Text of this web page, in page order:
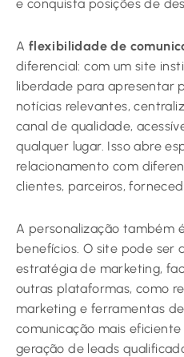
e conquista posições de
A flexibilidade de
diferencial: com um site
liberdade para apresentar
notícias relevantes,
canal de qualidade,
qualquer lugar. Isso abre
relacionamento com
clientes, parceiros,
A personalização também
benefícios. O site pode ser
estratégia de marketing,
outras plataformas, como
marketing e ferramentas
comunicação mais
geração de leads